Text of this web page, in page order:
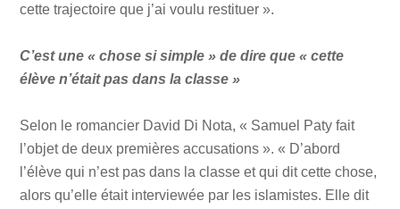
cette trajectoire que j’ai voulu restituer ».
C’est une « chose si simple » de dire que « cette
élève n’était pas dans la classe »
Selon le romancier David Di Nota, « Samuel Paty fait
l’objet de deux premières accusations ». « D’abord
l’élève qui n’est pas dans la classe et qui dit cette chose,
alors qu’elle était interviewée par les islamistes. Elle dit